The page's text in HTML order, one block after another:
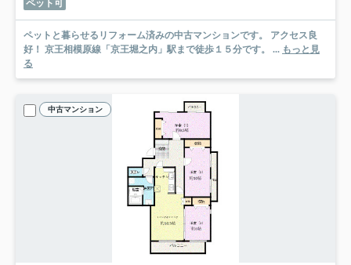
ペット可
ペットと暮らせるリフォーム済みの中古マンションです。 アクセス良
好！ 京王相模原線「京王堀之内」駅まで徒歩１５分です。 ... もっと見
る
中古マンション